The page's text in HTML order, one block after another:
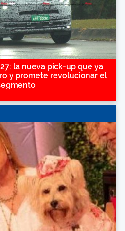
la nueva pick-up que ya
y promete revolucionar el